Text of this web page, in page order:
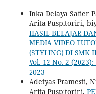
Inka Delaya Safier
Arita Puspitorini,
HASIL BELAJAR
MEDIA VIDEO
(STYLING) DI SMK
Vol. 12 No. 2
2023
Adetyas Pramesti,
Arita Puspitorini,